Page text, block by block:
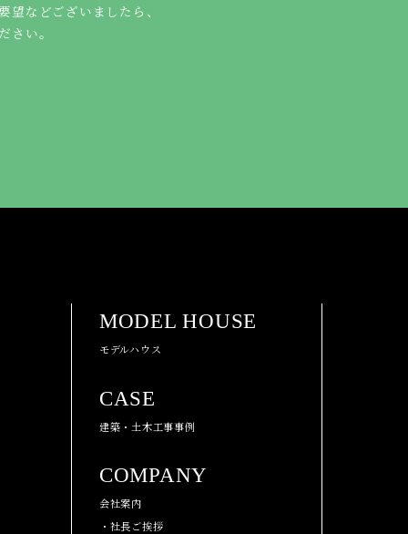
望などございましたら、
さい。
MODEL HOUSE
モデルハウス
CASE
建築・土木工事事例
COMPANY
会社案内
・社長ご挨拶